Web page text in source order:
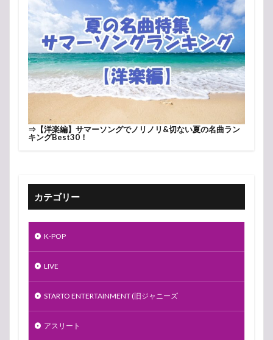
⇒ 【洋楽編】サマーソングでノリノリ&切ない夏の名曲ラン
キングBest30！
カテゴリー
K-POP
LIVE
STARTO ENTERTAINMENT (旧ジャニーズ
アスリート